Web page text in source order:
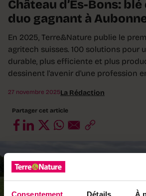
Consentement Détails À
Château d’Es-Bons:
duo gagnant à
En 2025, Terre&Nature publie le
agritech suisses. 100 solutions pour
durable, plus efficiente et plus
dessinent l'avenir d'une profession
27 novembre 2025La Rédaction
Partager cet article